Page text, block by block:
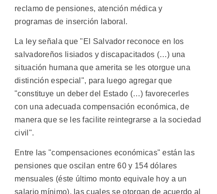
reclamo de pensiones, atención médica y
programas de inserción laboral.
La ley señala que "El Salvador reconoce en los
salvadoreños lisiados y discapacitados (…) una
situación humana que amerita se les otorgue una
distinción especial", para luego agregar que
"constituye un deber del Estado (…) favorecerles
con una adecuada compensación económica, de
manera que se les facilite reintegrarse a la sociedad
civil".
Entre las "compensaciones económicas" están las
pensiones que oscilan entre 60 y 154 dólares
mensuales (éste último monto equivale hoy a un
salario mínimo), las cuales se otorgan de acuerdo al